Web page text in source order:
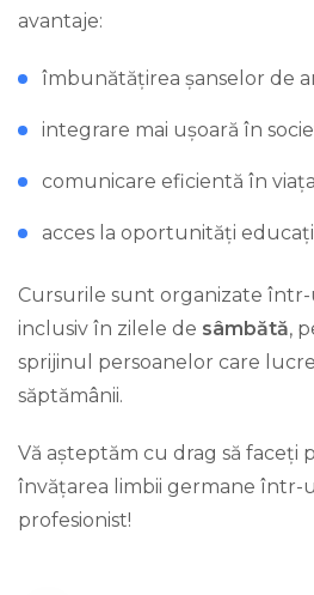
avantaje:
îmbunătățirea șanselor de
integrare mai ușoară în
comunicare eficientă în
acces la oportunități
Cursurile sunt organizate
inclusiv în zilele de sâmbătă,
sprijinul persoanelor care
săptămânii.
Vă așteptăm cu drag să faceți
învățarea limbii germane într-
profesionist!